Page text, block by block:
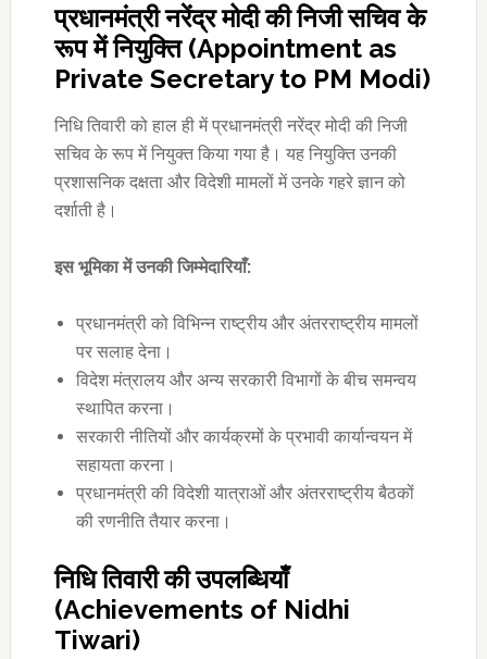
प्रधानमंत्री नरेंद्र मोदी की निजी सचिव के
रूप में नियुक्ति (Appointment as
Private Secretary to PM Modi)
निधि तिवारी को हाल ही में प्रधानमंत्री नरेंद्र मोदी की निजी
सचिव के रूप में नियुक्त किया गया है। यह नियुक्ति उनकी
प्रशासनिक दक्षता और विदेशी मामलों में उनके गहरे ज्ञान को
दर्शाती है।
इस भूमिका में उनकी जिम्मेदारियाँ:
प्रधानमंत्री को विभिन्न राष्ट्रीय और अंतरराष्ट्रीय मामलों
पर सलाह देना।
विदेश मंत्रालय और अन्य सरकारी विभागों के बीच समन्वय
स्थापित करना।
सरकारी नीतियों और कार्यक्रमों के प्रभावी कार्यान्वयन में
सहायता करना।
प्रधानमंत्री की विदेशी यात्राओं और अंतरराष्ट्रीय बैठकों
की रणनीति तैयार करना।
निधि तिवारी की उपलब्धियाँ
(Achievements of Nidhi
Tiwari)